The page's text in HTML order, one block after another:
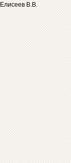
Елисеев В.В.